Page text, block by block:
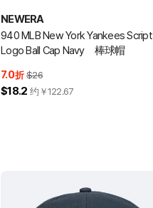
NEWERA
940 MLB New York Yankees Script
Logo Ball Cap Navy 棒球帽
7.0折 $26
$18.2 约￥122.67